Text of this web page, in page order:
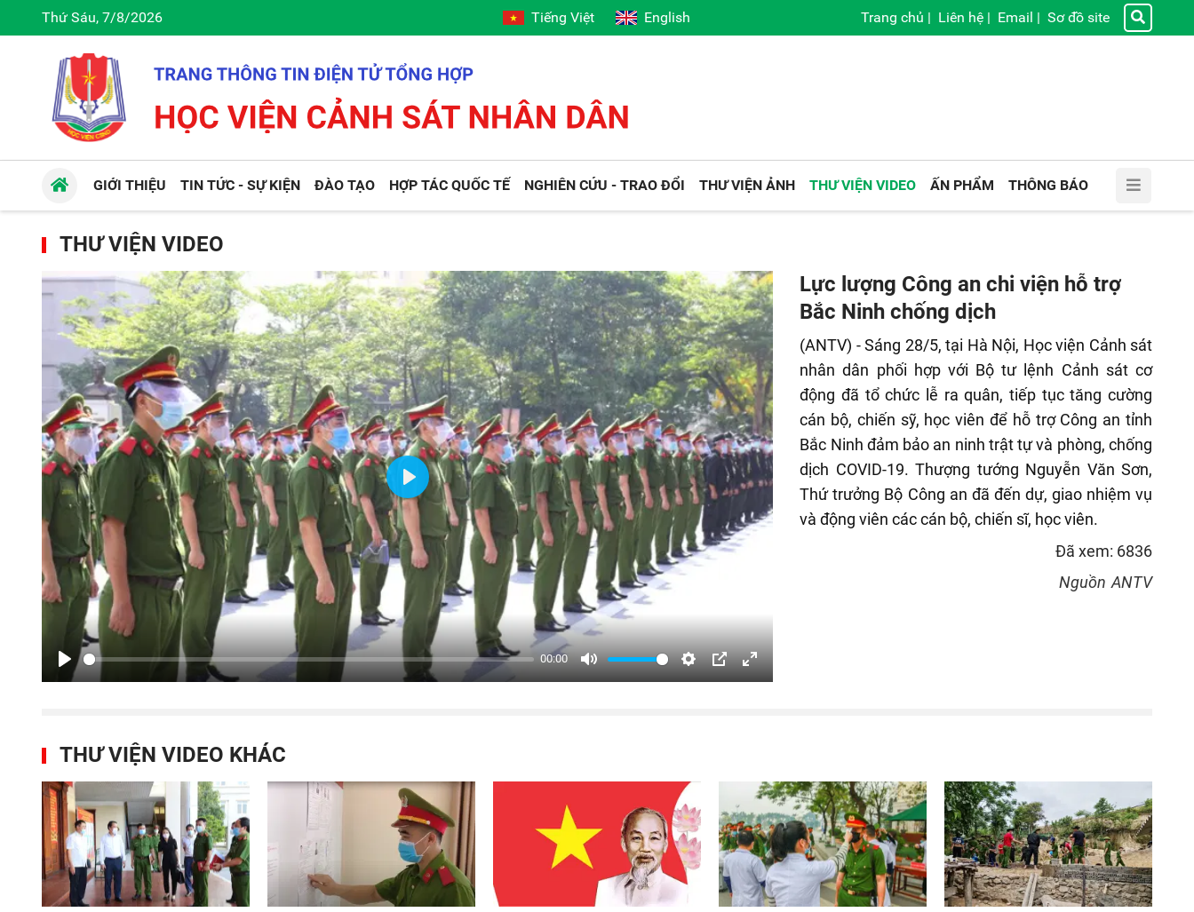
Thứ Sáu, 7/8/2026 Tiếng Việt English Trang chủ | Liên hệ | Email | Sơ đồ site
GIỚI THIỆU TIN TỨC - SỰ KIỆN ĐÀO TẠO HỢP TÁC QUỐC TẾ NGHIÊN CỨU - TRAO ĐỔI THƯ VIỆN ẢNH THƯ VIỆN VIDEO ẤN PHẨM THÔNG BÁO
THƯ VIỆN VIDEO
Play
00:00
Mute Settings
PIP Enter
Play
Lực lượng Công an chi viện hỗ trợ
Bắc Ninh chống dịch
(ANTV) - Sáng 28/5, tại Hà Nội, Học viện Cảnh sát
nhân dân phối hợp với Bộ tư lệnh Cảnh sát cơ
động đã tổ chức lễ ra quân, tiếp tục tăng cường
cán bộ, chiến sỹ, học viên để hỗ trợ Công an tỉnh
Bắc Ninh đảm bảo an ninh trật tự và phòng, chống
dịch COVID-19. Thượng tướng Nguyễn Văn Sơn,
Thứ trưởng Bộ Công an đã đến dự, giao nhiệm vụ
và động viên các cán bộ, chiến sĩ, học viên.
Đã xem: 6836
Nguồn ANTV
THƯ VIỆN VIDEO KHÁC